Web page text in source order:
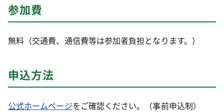
参加費
無料（交通費、通信費等は参加者負担となります。）
申込方法
公式ホームページをご確認ください。（事前申込制）